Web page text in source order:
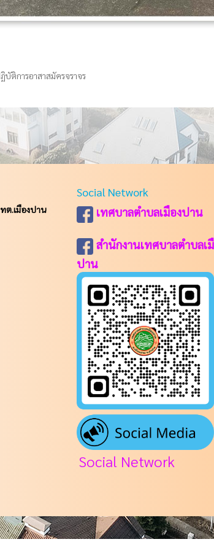
บัติการอาสาสมัครจราจร
ต.เมืองปาน
Social Network
เทศบาลตำบลเมืองปาน
สำนักงานเทศบาลตำบลเ
ปาน
Social Network